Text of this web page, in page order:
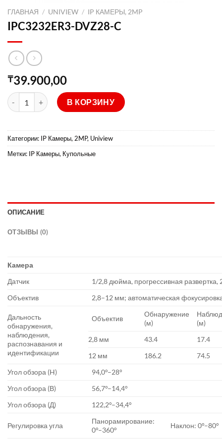
ГЛАВНАЯ / UNIVIEW / IP КАМЕРЫ, 2MP
IPC3232ER3-DVZ28-C
₸39.900,00
Количество товара IPC3232ER3-DVZ28-C
В КОРЗИНУ
Категории: IP Камеры, 2MP, Uniview
Метки: IP Камеры, Купольные
ОПИСАНИЕ
ОТЗЫВЫ (0)
Камера
Датчик
1/2,8 дюйма, прогрессивная развертка,
Объектив
2,8–12 мм; автоматическая
Дальность
обнаружения,
наблюдения,
распознавания и
идентификации
Объектив
Обнаружение
(м)
(м)
2,8 мм
43.4
17.4
12 мм
186.2
74.5
Угол обзора (H)
94,0°–28°
Угол обзора (В)
56,7°–14,4°
Угол обзора (Д)
122,2°–34,4°
Регулировка угла
Панорамирование:
0°–360°
Наклон: 0°–80°